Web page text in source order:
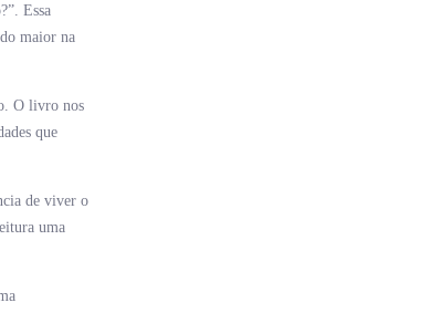
Essa
maior na
O livro nos
que
de viver o
uma